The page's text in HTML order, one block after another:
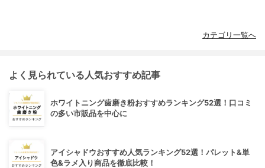
カテゴリ一覧へ
よく見られている人気おすすめ記事
ホワイトニング歯磨き粉おすすめランキング52選！口コミ
の多い市販品を中心に
アイシャドウおすすめ人気ランキング52選！パレット&単
色&ラメ入り商品を徹底比較！